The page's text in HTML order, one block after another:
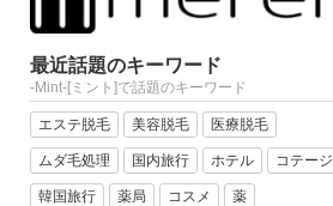
最近話題のキーワード
-Mint-[ミント]で話題のキーワード
エステ脱毛 美容脱毛 医療脱毛
ムダ毛処理 国内旅行 ホテル コテージ
韓国旅行 薬局 コスメ 薬